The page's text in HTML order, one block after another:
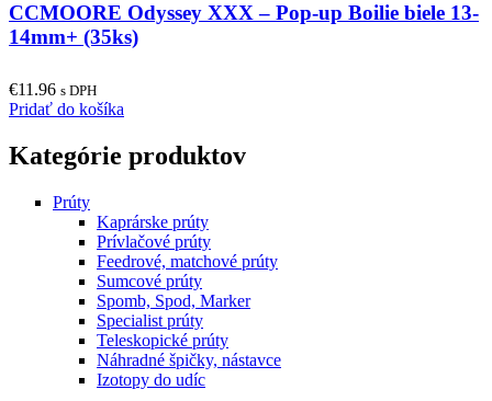
page
variants.
The
options
chosen
the
product
CCMOORE Odyssey XXX – Pop-up Boilie biele 13-
14mm+ (35ks)
€11.96 s DPH
Pridať do košíka
Kategórie produktov
Prúty
Kaprárske prúty
Prívlačové prúty
Feedrové, matchové prúty
Sumcové prúty
Spomb, Spod, Marker
Specialist prúty
Teleskopické prúty
Náhradné špičky, nástavce
Izotopy do udíc